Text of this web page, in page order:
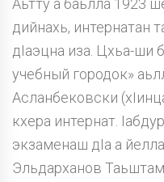
Аьтту а баьлла 1923
дийнахь, интернатан
дIаэцна иза. Цхьа-ши
учебный городок»
Асланбековски
кхера интернат.
экзаменаш дIа а
Эльдарханов